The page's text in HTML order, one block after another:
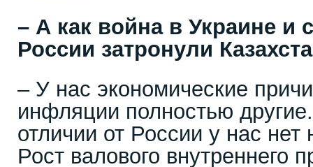
– А как война в Украине и
России затронули
– У нас экономические
инфляции полностью
отличии от России у нас нет
Рост валового внутреннего